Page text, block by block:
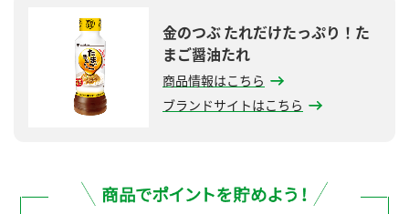
金のつぶ たれだけたっぷり！た
まご醤油たれ
商品情報はこちら
ブランドサイトはこちら